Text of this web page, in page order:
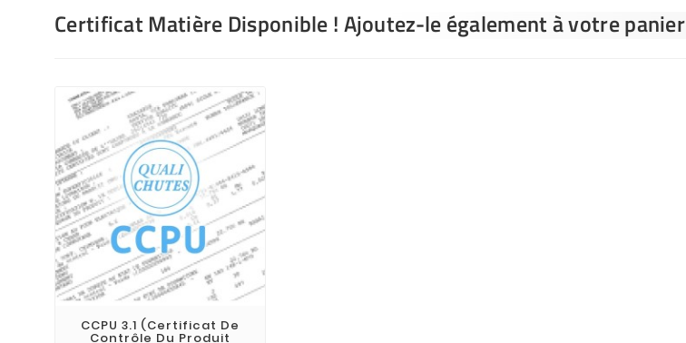
Certificat Matière Disponible ! Ajoutez-le également à votre panier
CCPU 3.1 (Certificat De
Contrôle Du Produit